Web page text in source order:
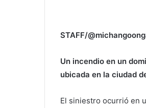
STAFF/
Un incendio en un
ubicada en la ciudad
El siniestro ocurrió en